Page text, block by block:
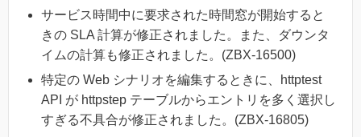
サービス時間中に要求された時間窓が開始すると
きの SLA 計算が修正されました。また、ダウンタ
イムの計算も修正されました。(ZBX-16500)
特定の Web シナリオを編集するときに、httptest
API が httpstep テーブルからエントリを多く選択し
すぎる不具合が修正されました。(ZBX-16805)